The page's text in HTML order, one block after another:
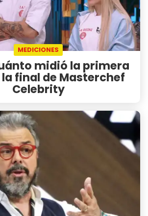
MEDICIONES
midió la primera
final de Masterchef
Celebrity